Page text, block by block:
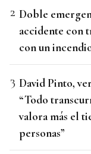
Doble
accidente con
con un
David Pinto,
“Todo
valora más el
personas”